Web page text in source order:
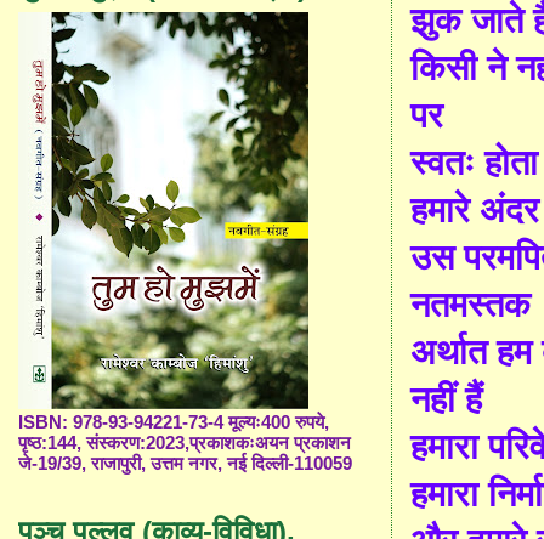
झुक जाते
किसी ने
पर
स्वतः
हमारे
उस
नतमस्तक
अर्थात
नहीं हैं
हमारा
हमारा
ISBN: 978-93-94221-73-4 मूल्यः400 रुपये,
पृष्ठ:144, संस्करण:2023,प्रकाशकःअयन प्रकाशन
जे-19/39, राजापुरी, उत्तम नगर, नई दिल्ली-110059
पञ्च पल्लव (काव्य-विविधा),